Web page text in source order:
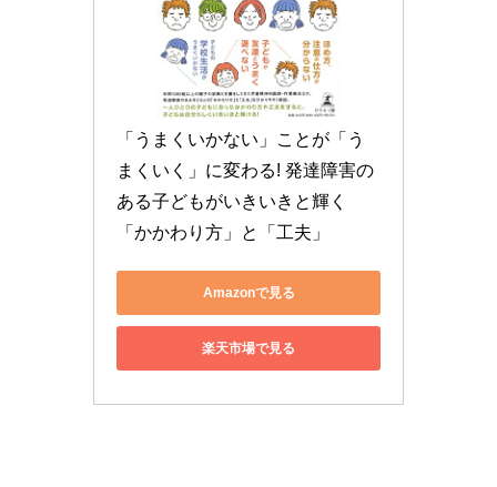
「うまくいかない」ことが「う
まくいく」に変わる! 発達障害の
ある子どもがいきいきと輝く
「かかわり方」と「工夫」
Amazonで見る
楽天市場で見る